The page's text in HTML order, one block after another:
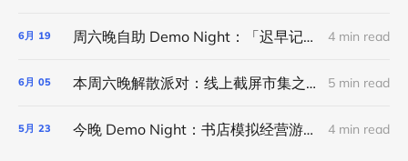
6月 19 周六晚自助 Demo Night：「迟早记账」app、写菜谱的中国女人、晨间笔记小程序和欢迎报名 4 min read
6月 05 本周六晚解散派对：线上截屏市集之线下版之线上版 5 min read
5月 23 今晚 Demo Night：书店模拟经营游戏、蒸馏「利器」、用 AI 省下开书店的十多万、咖啡风味订阅计划、用 CC 设计自行车棚和共享彼此的环境音 4 min read